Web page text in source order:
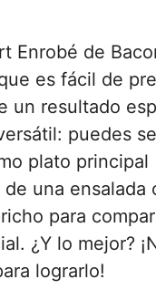
Enrobé de
es fácil de
un resultado
puedes
plato principal
de una ensalada
para
¿Y lo mejor?
lograrlo!